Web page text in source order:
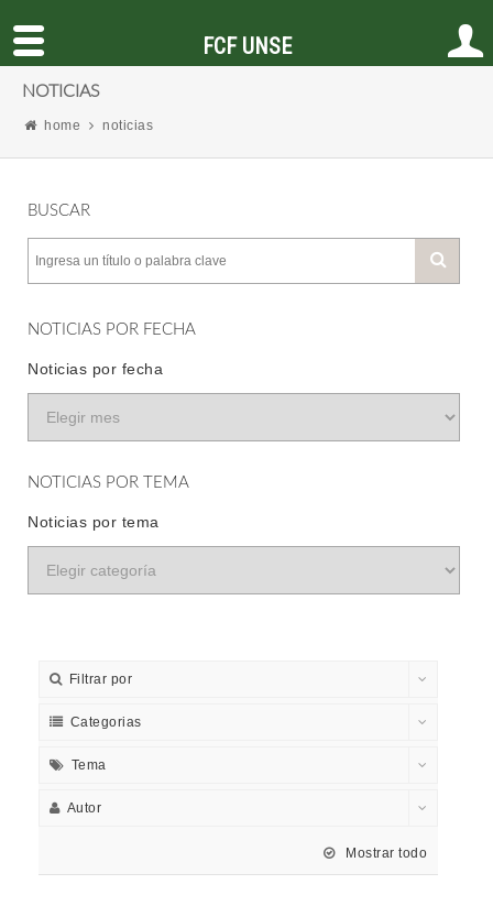
NOTICIAS
home noticias
BUSCAR
NOTICIAS POR FECHA
Noticias por fecha
NOTICIAS POR TEMA
Noticias por tema
Filtrar por
Categorias
Tema
Autor
Mostrar todo
FCF UNSE